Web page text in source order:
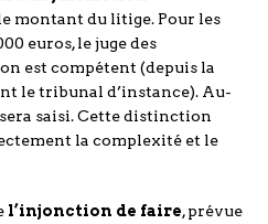
montant du litige. Pour les
euros, le juge des
est compétent (depuis la
le tribunal d’instance). Au-
saisi. Cette distinction
la complexité et le
l’injonction de faire, prévue